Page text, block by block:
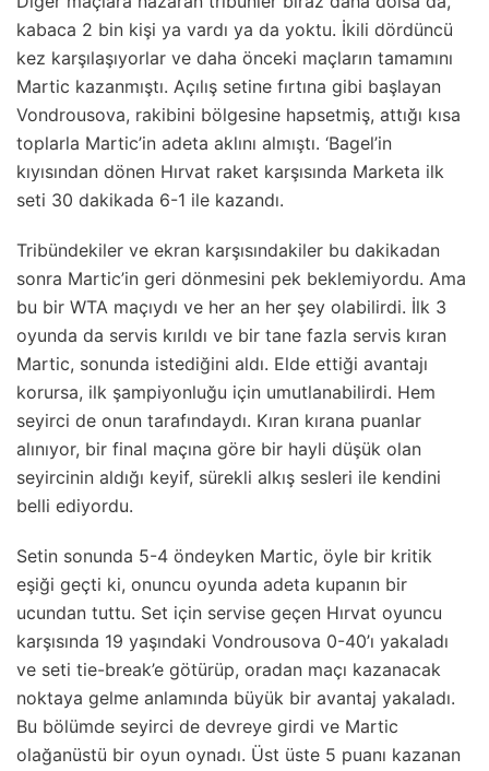
kabaca 2 bin kişi ya vardı ya da yoktu. İkili dördüncü
kez karşılaşıyorlar ve daha önceki maçların tamamını
Martic kazanmıştı. Açılış setine fırtına gibi başlayan
Vondrousova, rakibini bölgesine hapsetmiş, attığı kısa
toplarla Martic’in adeta aklını almıştı. ‘Bagel’in
kıyısından dönen Hırvat raket karşısında Marketa ilk
seti 30 dakikada 6-1 ile kazandı.
Tribündekiler ve ekran karşısındakiler bu dakikadan
sonra Martic’in geri dönmesini pek beklemiyordu. Ama
bu bir WTA maçıydı ve her an her şey olabilirdi. İlk 3
oyunda da servis kırıldı ve bir tane fazla servis kıran
Martic, sonunda istediğini aldı. Elde ettiği avantajı
korursa, ilk şampiyonluğu için umutlanabilirdi. Hem
seyirci de onun tarafındaydı. Kıran kırana puanlar
alınıyor, bir final maçına göre bir hayli düşük olan
seyircinin aldığı keyif, sürekli alkış sesleri ile kendini
belli ediyordu.
Setin sonunda 5-4 öndeyken Martic, öyle bir kritik
eşiği geçti ki, onuncu oyunda adeta kupanın bir
ucundan tuttu. Set için servise geçen Hırvat oyuncu
karşısında 19 yaşındaki Vondrousova 0-40’ı yakaladı
ve seti tie-break’e götürüp, oradan maçı kazanacak
noktaya gelme anlamında büyük bir avantaj yakaladı.
Bu bölümde seyirci de devreye girdi ve Martic
olağanüstü bir oyun oynadı. Üst üste 5 puanı kazanan